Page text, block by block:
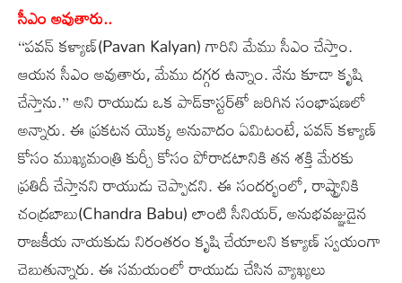
సీఎం అవుతారు..
‘‘పవన్‌ కళ్యాణ్‌(Pavan Kalyan) గారిని మేము సీఎం చేస్తాం.
ఆయన సీఎం అవుతారు, మేము దగ్గర ఉన్నాం. నేను కూడా కృషి
చేస్తాను.’’ అని రాయుడు ఒక పాడ్‌కాస్టర్‌తో జరిగిన సంభాషణలో
అన్నారు. ఈ ప్రకటన యొక్క అనువాదం ఏమిటంటే, పవన్‌ కళ్యాణ్‌
కోసం ముఖ్యమంత్రి కుర్చీ కోసం పోరాడటానికి తన శక్తి మేరకు
ప్రతిదీ చేస్తానని రాయుడు చెప్పాడని. ఈ సందర్భంలో, రాష్ట్రానికి
చంద్రబాబు(Chandra Babu) లాంటి సీనియర్, అనుభవజ్ఞుడైన
రాజకీయ నాయకుడు నిరంతరం కృషి చేయాలని కళ్యాణ్‌ స్వయంగా
చెబుతున్నారు. ఈ సమయంలో రాయుడు చేసిన వ్యాఖ్యలు